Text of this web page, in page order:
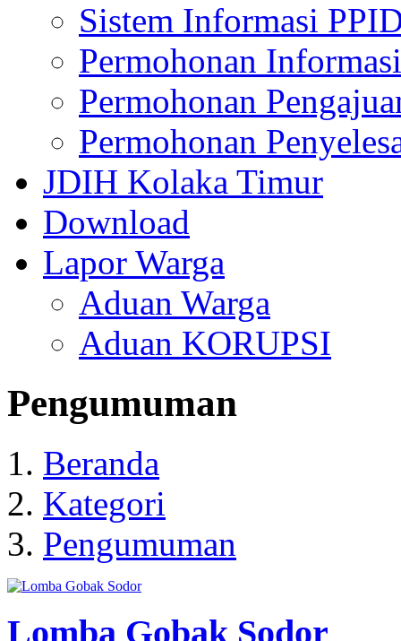
Sistem Informasi
Permohonan
Permohonan
Permohonan
JDIH Kolaka Timur
Download
Lapor Warga
Aduan Warga
Aduan KORUPSI
Pengumuman
Beranda
Kategori
Pengumuman
Lomba Gobak Sodor